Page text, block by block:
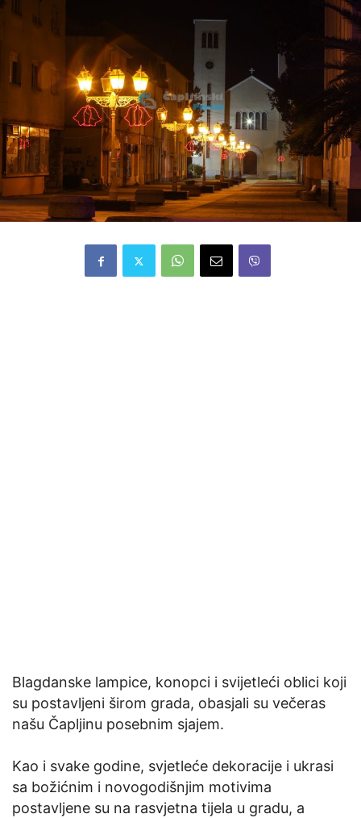
Blagdanske lampice, konopci i svijetleći oblici koji
su postavljeni širom grada, obasjali su večeras
našu Čapljinu posebnim sjajem.
Kao i svake godine, svjetleće dekoracije i ukrasi
sa božićnim i novogodišnjim motivima
postavljene su na rasvjetna tijela u gradu, a